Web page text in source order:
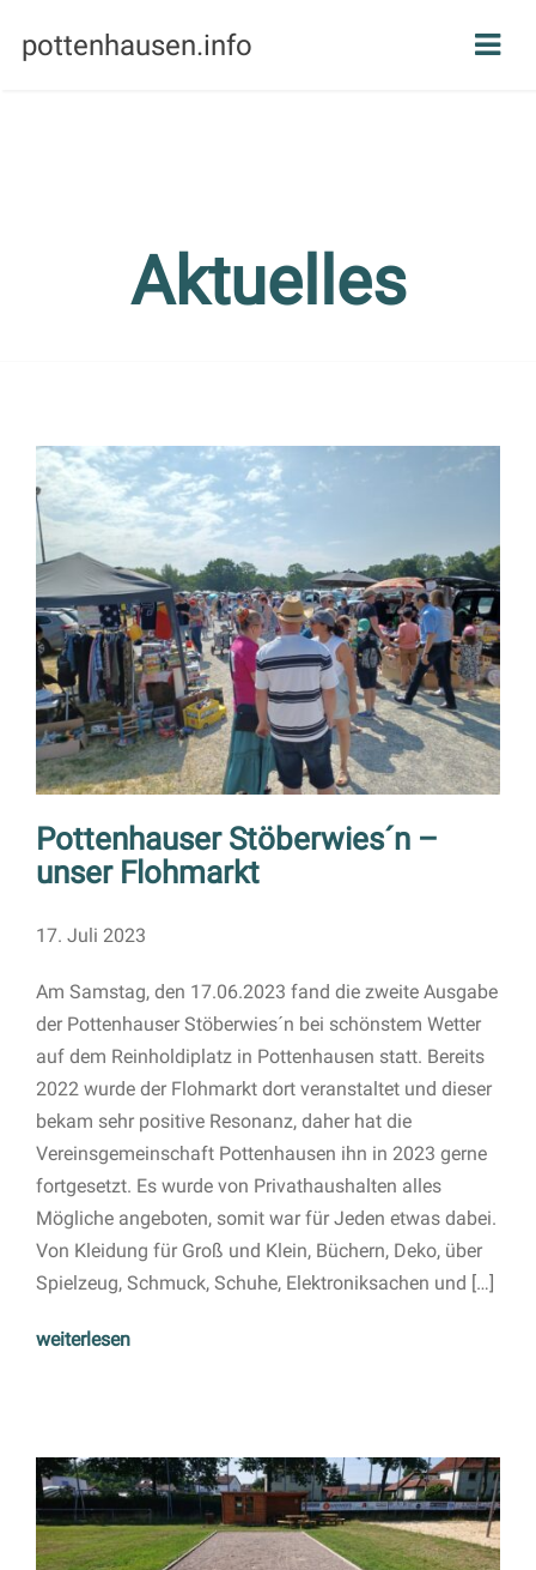
pottenhausen.info
Aktuelles
Pottenhauser Stöberwies´n –
unser Flohmarkt
17. Juli 2023
Am Samstag, den 17.06.2023 fand die zweite Ausgabe
der Pottenhauser Stöberwies´n bei schönstem Wetter
auf dem Reinholdiplatz in Pottenhausen statt. Bereits
2022 wurde der Flohmarkt dort veranstaltet und dieser
bekam sehr positive Resonanz, daher hat die
Vereinsgemeinschaft Pottenhausen ihn in 2023 gerne
fortgesetzt. Es wurde von Privathaushalten alles
Mögliche angeboten, somit war für Jeden etwas dabei.
Von Kleidung für Groß und Klein, Büchern, Deko, über
Spielzeug, Schmuck, Schuhe, Elektroniksachen und […]
weiterlesen